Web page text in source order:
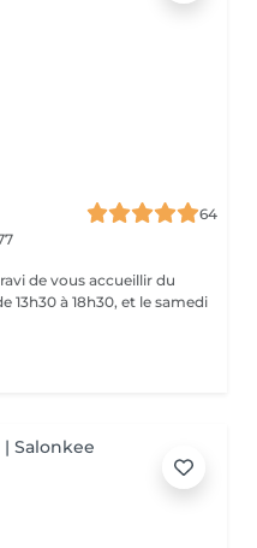
64
de vous accueillir du
13h30 à 18h30, et le samedi